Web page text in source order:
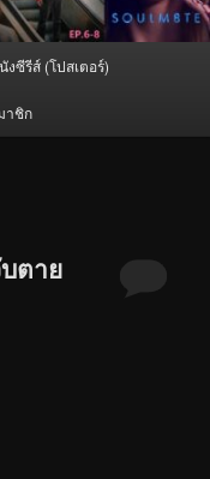
งซีรีส์ (โปสเตอร์)
าชิก
ตาย